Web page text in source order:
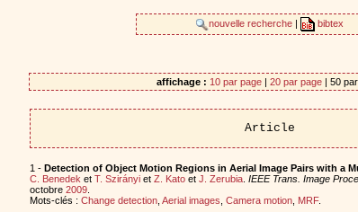
nouvelle recherche bibtex
affichage : 10 par page | 20 par page | 50
Article
1 - Detection of Object Motion Regions in Aerial Image Pairs with a
C. Benedek et T. Szirányiet Z. Katoet J. Zerubia. IEEE Trans. Image
octobre 2009.
Mots-clés : Change detection, Aerial images Camera motion, MRF.